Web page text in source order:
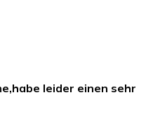
width
size
leider einen sehr